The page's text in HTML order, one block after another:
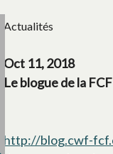
Actualités
Oct 11, 2018
Le blogue de la FCF
http://blog.cwf-